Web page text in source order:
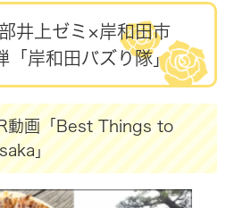
井上ゼミ×岸和田市
「 岸和田バズり隊​​」
動画「 Best Things to
」